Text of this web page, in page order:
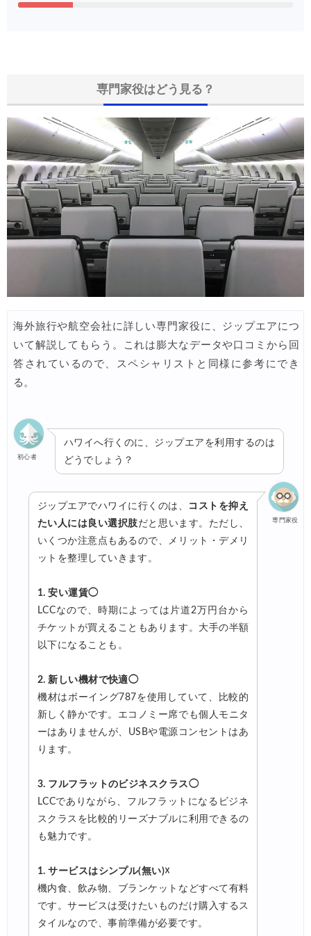
専門家役はどう見る？
海外旅行や航空会社に詳しい専門家役に、ジップエアにつ
いて解説してもらう。これは膨大なデータや口コミから回
答されているので、スペシャリストと同様に参考にでき
る。
初心者
ハワイへ行くのに、ジップエアを利用するのは
どうでしょう？
専門家役
ジップエアでハワイに行くのは、
コストを抑え
たい人には良い選択肢だと思います。ただし、
いくつか注意点もあるので、メリット・デメリ
ットを整理していきます。
1. 安い運賃◯
LCCなので、時期によっては片道2万円台から
チケットが買えることもあります。大手の半額
以下になることも。
2. 新しい機材で快適◯
機材はボーイング787を使用していて、比較的
新しく静かです。エコノミー席でも個人モニタ
ーはありませんが、USBや電源コンセントはあ
ります。
3. フルフラットのビジネスクラス◯
LCCでありながら、フルフラットになるビジネ
スクラスを比較的リーズナブルに利用できるの
も魅力です。
1. サービスはシンプル(無い)☓
機内食、飲み物、ブランケットなどすべて有料
です。サービスは受けたいものだけ購入するス
タイルなので、事前準備が必要です。